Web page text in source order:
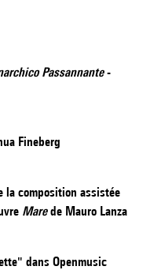
Passannante-
Fineberg
la composition assistée
Marede Mauro Lanza
dans Openmusic